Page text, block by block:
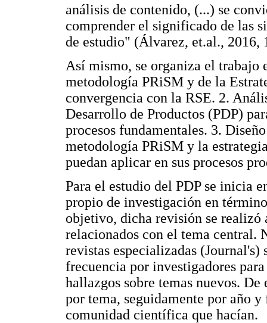
análisis de contenido, (...) se
comprender el significado de las
de estudio" (Álvarez, et.al., 2016,
Así mismo, se organiza el trabajo
metodología PRiSM y de la
convergencia con la RSE. 2.
Desarrollo de Productos (PDP)
procesos fundamentales. 3.
metodología PRiSM y la
puedan aplicar en sus procesos
Para el estudio del PDP se inicia
propio de investigación en
objetivo, dicha revisión se realizó
relacionados con el tema central.
revistas especializadas (Journal's)
frecuencia por investigadores
hallazgos sobre temas nuevos.
por tema, seguidamente por año
comunidad científica que hacían.